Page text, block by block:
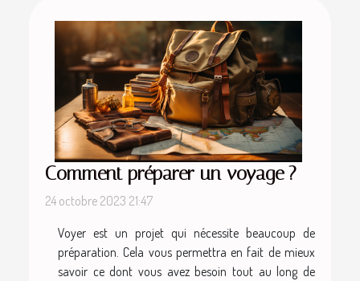
Comment préparer un voyage ?
24 octobre 2023 21:47
Voyer est un projet qui nécessite beaucoup de
préparation. Cela vous permettra en fait de mieux
savoir ce dont vous avez besoin tout au long de